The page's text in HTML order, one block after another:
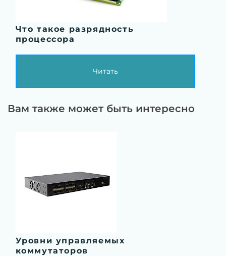
Что такое разрядность
процессора
Читать
Вам также может быть интересно
Уровни управляемых
коммутаторов